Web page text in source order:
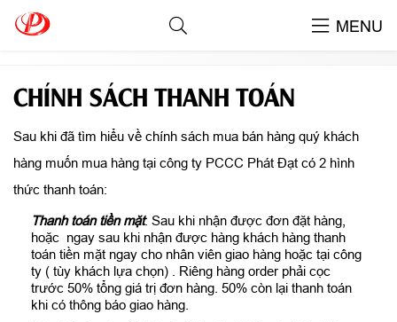
MENU
CHÍNH SÁCH CỦA CÔNG TY
CHÍNH SÁCH THANH TOÁN
Sau khi đã tìm hiểu về chính sách mua bán hàng quý khách
hàng muốn mua hàng tại công ty PCCC Phát Đạt có 2 hình
thức thanh toán:
Thanh toán tiền mặt: Sau khi nhận được đơn đặt hàng,
hoặc ngay sau khi nhận được hàng khách hàng thanh
toán tiền mặt ngay cho nhân viên giao hàng hoặc tại công
ty ( tùy khách lựa chọn) . Riêng hàng order phải cọc
trước 50% tổng giá trị đơn hàng. 50% còn lại thanh toán
khi có thông báo giao hàng.